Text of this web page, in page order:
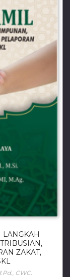
LANGKAH
ZAKAT,
CWC.